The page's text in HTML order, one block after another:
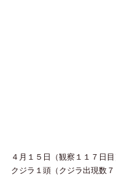
４月１５日（観察１１７日目
クジラ１頭（クジラ出現数７